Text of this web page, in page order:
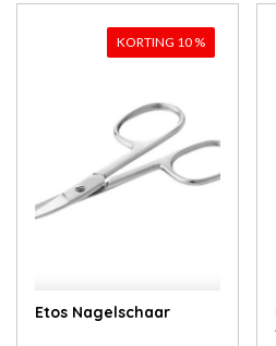
KORTING 10 %
Etos Na­gel­schaar